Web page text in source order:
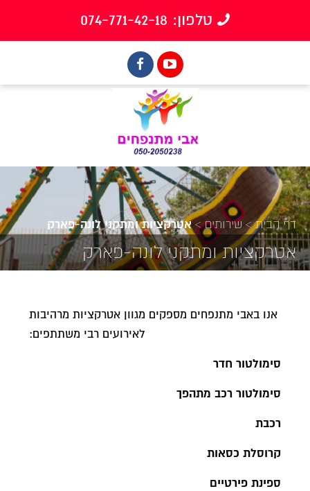
טלפון: 074-771-42-18
דף הבית>שירותים>אטרקציות ומתקני לונה-פארק
אטרקציות ומתקני לונה-פארק
אנו באבי מתנפחים מספקים מגוון אטרקציות מרהיבות
לאירועים רבי משתתפים:
סימולטור חדר
סימולטור רכב מתהפך
רכבת
קרוסלת כסאות
ספינת פירטיים